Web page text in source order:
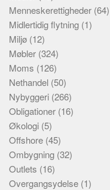
Menneskerettigheder (64)
Midlertidig flytning (1)
Miljø (12)
Møbler (324)
Moms (126)
Nethandel (50)
Nybyggeri (266)
Obligationer (16)
Økologi (5)
Offshore (45)
Ombygning (32)
Outlets (16)
Overgangsydelse (1)